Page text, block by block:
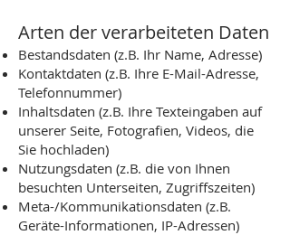
Arten der verarbeiteten Daten
Bestandsdaten (z.B. Ihr Name, Adresse)
Kontaktdaten (z.B. Ihre E-Mail-Adresse,
Telefonnummer)
Inhaltsdaten (z.B. Ihre Texteingaben auf
unserer Seite, Fotografien, Videos, die
Sie hochladen)
Nutzungsdaten (z.B. die von Ihnen
besuchten Unterseiten, Zugriffszeiten)
Meta-/Kommunikationsdaten (z.B.
Geräte-Informationen, IP-Adressen)